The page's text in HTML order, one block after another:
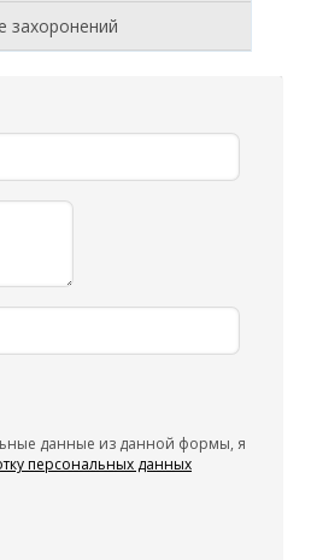
захоронений
данные из данной формы, я
персональных данных